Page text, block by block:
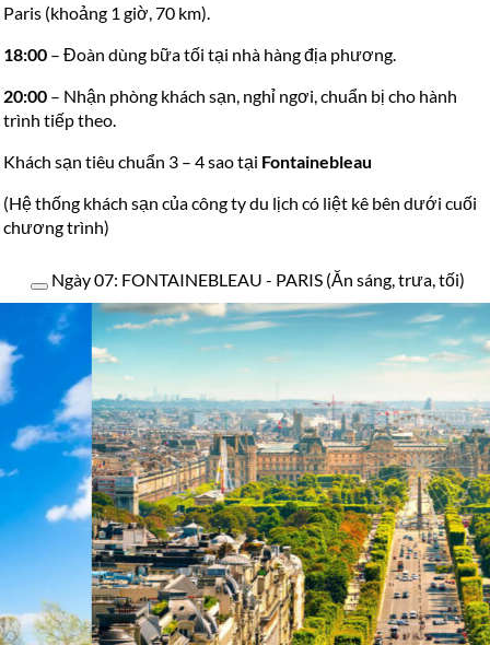
Paris (khoảng 1 giờ, 70 km).
18:00 – Đoàn dùng bữa tối tại nhà hàng địa phương.
20:00 – Nhận phòng khách sạn, nghỉ ngơi, chuẩn bị cho hành
trình tiếp theo.
Khách sạn tiêu chuẩn 3 – 4 sao tại Fontainebleau
(Hệ thống khách sạn của công ty du lịch có liệt kê bên dưới cuối
chương trình)
Ngày 07: FONTAINEBLEAU - PARIS (Ăn sáng, trưa, tối)